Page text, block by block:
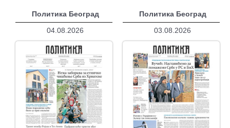
Политика Београд
04.08.2026
Политика Београд
03.08.2026